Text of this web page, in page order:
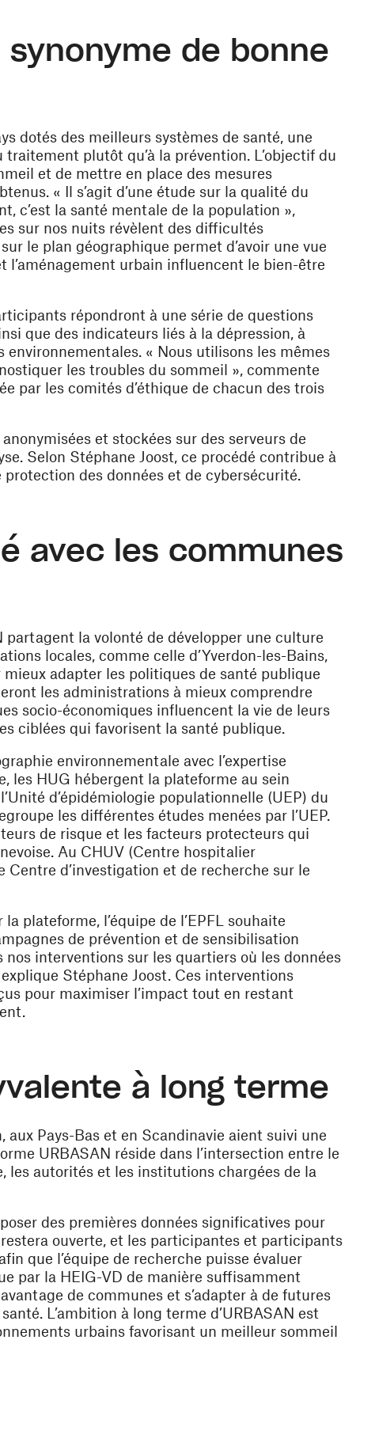
de bonne
dotés des meilleurs systèmes de santé, une
plutôt qu’à la prévention. L’objectif du
et de mettre en place des mesures
« Il s’agit d’une étude sur la qualité du
c’est la santé mentale de la population »,
sur nos nuits révèlent des difficultés
le plan géographique permet d’avoir une vue
l’aménagement urbain influencent le bien-être
répondront à une série de questions
que des indicateurs liés à la dépression, à
environnementales. « Nous utilisons les mêmes
les troubles du sommeil », commente
par les comités d’éthique de chacun des trois
et stockées sur des serveurs de
Selon Stéphane Joost, ce procédé contribue à
des données et de cybersécurité.
avec les communes
la volonté de développer une culture
locales, comme celle d’Yverdon-les-Bains,
adapter les politiques de santé publique
les administrations à mieux comprendre
socio-économiques influencent la vie de leurs
ciblées qui favorisent la santé publique.
environnementale avec l’expertise
les HUG hébergent la plateforme au sein
d’épidémiologie populationnelle (UEP) du
les différentes études menées par l’UEP.
de risque et les facteurs protecteurs qui
Au CHUV (Centre hospitalier
d’investigation et de recherche sur le
plateforme, l’équipe de l’EPFL souhaite
de prévention et de sensibilisation
interventions sur les quartiers où les données
Stéphane Joost. Ces interventions
pour maximiser l’impact tout en restant
à long terme
aux Pays-Bas et en Scandinavie aient suivi une
URBASAN réside dans l’intersection entre le
les autorités et les institutions chargées de la
des premières données significatives pour
ouverte, et les participantes et participants
que l’équipe de recherche puisse évaluer
par la HEIG-VD de manière suffisamment
de communes et s’adapter à de futures
L’ambition à long terme d’URBASAN est
urbains favorisant un meilleur sommeil